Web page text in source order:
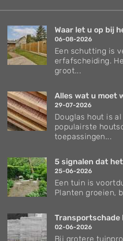
Waar let u op bij
06-08-2026
Een schutting is
erfafscheiding.
groot...
Alles wat u moet
29-07-2026
Douglas hout is
populairste
toepassingen...
5 signalen dat
25-06-2026
Een tuin is
Planten groeien,
Transportschade
02-06-2026
Bij grotere